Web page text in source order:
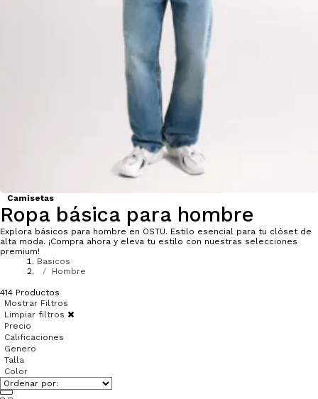
Camisetas
Ropa básica para hombre
Explora básicos para hombre en OSTU. Estilo esencial para tu clóset de
alta moda. ¡Compra ahora y eleva tu estilo con nuestras selecciones
premium!
Basicos
Hombre
414 Productos
Mostrar Filtros
Limpiar filtros
Precio
Calificaciones
Genero
Talla
Color